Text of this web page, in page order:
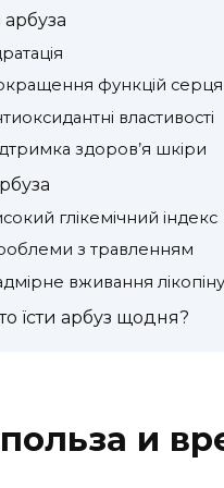
арбуза
функцій серця
властивості
здоров’я шкіри
глікемічний індекс
з травленням
вживання лікопіну
їсти арбуз щодня?
и